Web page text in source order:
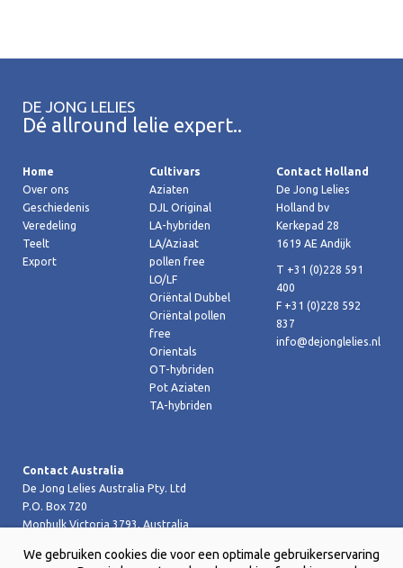
DE JONG LELIES
Dé allround lelie expert..
Home
Over ons
Geschiedenis
Veredeling
Teelt
Export
Cultivars
Aziaten
DJL Original
LA-hybriden
LA/Aziaat
pollen free
LO/LF
Oriëntal Dubbel
Oriëntal pollen
free
Orientals
OT-hybriden
Pot Aziaten
TA-hybriden
Contact Holland
De Jong Lelies
Holland bv
Kerkepad 28
1619 AE Andijk
T +31 (0)228 591
400
F +31 (0)228 592
837
info@dejonglelies.nl
Contact Australia
De Jong Lelies Australia Pty. Ltd
P.O. Box 720
Monbulk Victoria 3793, Australia
T +61 (0)359 619 188
We gebruiken cookies die voor een optimale gebruikerservaring